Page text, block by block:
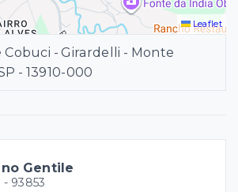
Gentile
- 93853
Leaflet
Cobuci - Girardelli - Monte
- 13910-000